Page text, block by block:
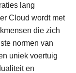
lang
Cloud wordt met
die zich
normen van
uniek voertuig
en